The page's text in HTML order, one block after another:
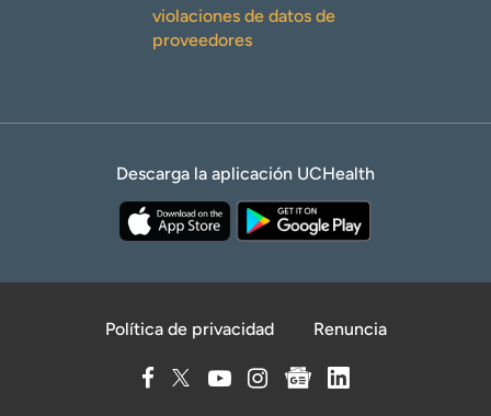
violaciones de datos de
proveedores
Descarga la aplicación UCHealth
Política de privacidad Renuncia